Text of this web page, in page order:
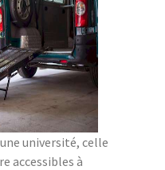
université, celle
accessibles à